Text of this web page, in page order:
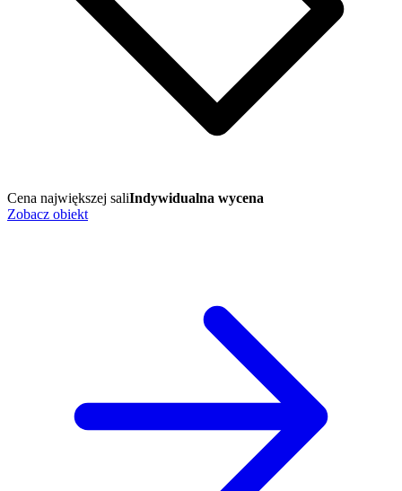
Cena największej saliIndywidualna wycena
Zobacz obiekt